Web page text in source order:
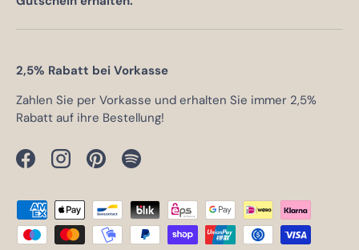
2,5% Rabatt bei Vorkasse
Zahlen Sie per Vorkasse und erhalten Sie immer 2,5%
Rabatt auf ihre Bestellung!
FacebookInstagramPinterestSpotify
Zahlungsmethoden